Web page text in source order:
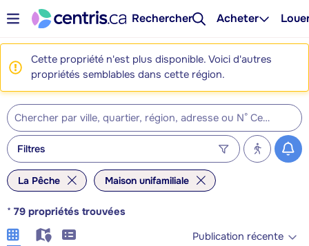
Rechercher Acheter
Cette propriété n'est plus disponible. Voici d'autres
propriétés semblables dans cette région.
Filtres
La Pêche Maison unifamiliale
* 79 propriétés trouvées
Publication récente